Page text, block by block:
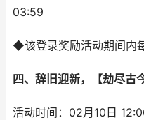
03:59
◆该登录奖励活动期间内
四、辞旧迎新，【劫尽古
活动时间：02月10日